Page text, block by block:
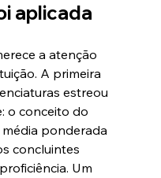
aplicada
a atenção
A primeira
estreou
o conceito do
ponderada
concluintes
Um